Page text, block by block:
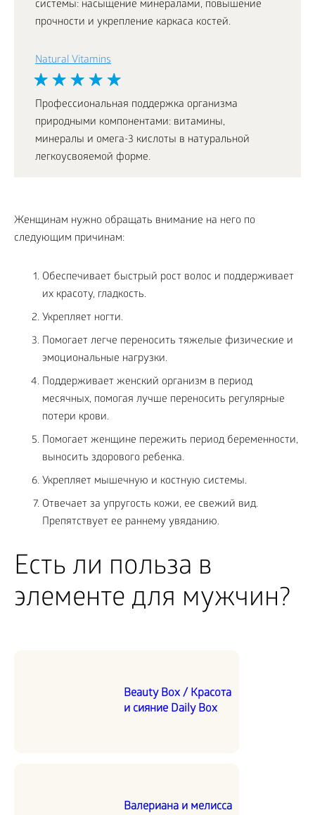
системы: насыщение минералами, повышение
прочности и укрепление каркаса костей.
Natural Vitamins
Профессиональная поддержка организма
природными компонентами: витамины,
минералы и омега-3 кислоты в натуральной
легкоусвояемой форме.
Женщинам нужно обращать внимание на него по
следующим причинам:
Обеспечивает быстрый рост волос и поддерживает
их красоту, гладкость.
Укрепляет ногти.
Помогает легче переносить тяжелые физические и
эмоциональные нагрузки.
Поддерживает женский организм в период
месячных, помогая лучше переносить регулярные
потери крови.
Помогает женщине пережить период беременности,
выносить здорового ребенка.
Укрепляет мышечную и костную системы.
Отвечает за упругость кожи, ее свежий вид.
Препятствует ее раннему увяданию.
Есть ли польза в
элементе для мужчин?
Beauty Box / Красота
и сияние Daily Box
Валериана и мелисса